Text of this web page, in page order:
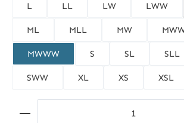
L LL LW LWW
ML MLL MW
MWWW S SL SLL
SWW XL XS XSL
Produkt Anzahl: Gib den